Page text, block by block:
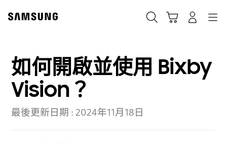
content
如何開啟並使用 Bixby
Vision？
最後更新日期 :2024年11月18日